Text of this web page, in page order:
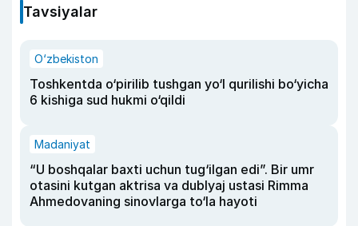
Tavsiyalar
O‘zbekiston
Toshkentda o‘pirilib tushgan yo‘l qurilishi bo‘yicha
6 kishiga sud hukmi o‘qildi
Madaniyat
“U boshqalar baxti uchun tug‘ilgan edi”. Bir umr
otasini kutgan aktrisa va dublyaj ustasi Rimma
Ahmedovaning sinovlarga to‘la hayoti